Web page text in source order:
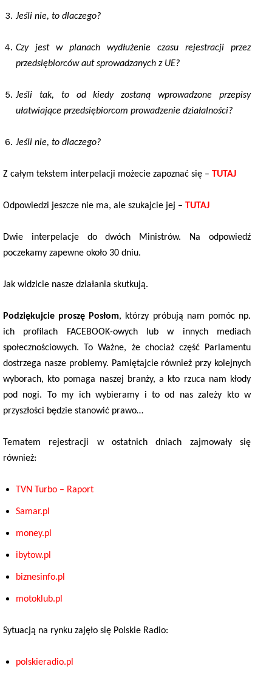
Jeśli nie, to dlaczego?
Czy jest w planach wydłużenie czasu rejestracji przez
przedsiębiorców aut sprowadzanych z UE?
Jeśli tak, to od kiedy zostaną wprowadzone przepisy
ułatwiające przedsiębiorcom prowadzenie działalności?
Jeśli nie, to dlaczego?
Z całym tekstem interpelacji możecie zapoznać się – TUTAJ
Odpowiedzi jeszcze nie ma, ale szukajcie jej – TUTAJ
Dwie interpelacje do dwóch Ministrów. Na odpowiedź
poczekamy zapewne około 30 dniu.
Jak widzicie nasze działania skutkują.
Podziękujcie proszę Posłom, którzy próbują nam pomóc np.
ich profilach FACEBOOK-owych lub w innych mediach
społecznościowych. To Ważne, że chociaż część Parlamentu
dostrzega nasze problemy. Pamiętajcie również przy kolejnych
wyborach, kto pomaga naszej branży, a kto rzuca nam kłody
pod nogi. To my ich wybieramy i to od nas zależy kto w
przyszłości będzie stanowić prawo…
Tematem rejestracji w ostatnich dniach zajmowały się
również:
TVN Turbo – Raport
Samar.pl
money.pl
ibytow.pl
biznesinfo.pl
motoklub.pl
Sytuacją na rynku zajęło się Polskie Radio:
polskieradio.pl